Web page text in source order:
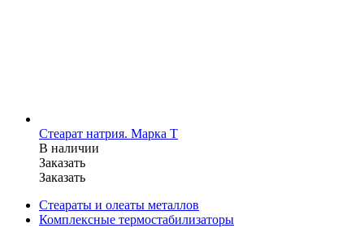
Стеарат натрия. Марка Т
В наличии
Заказать
Заказать
Стеараты и олеаты металлов
Комплексные термостабилизаторы